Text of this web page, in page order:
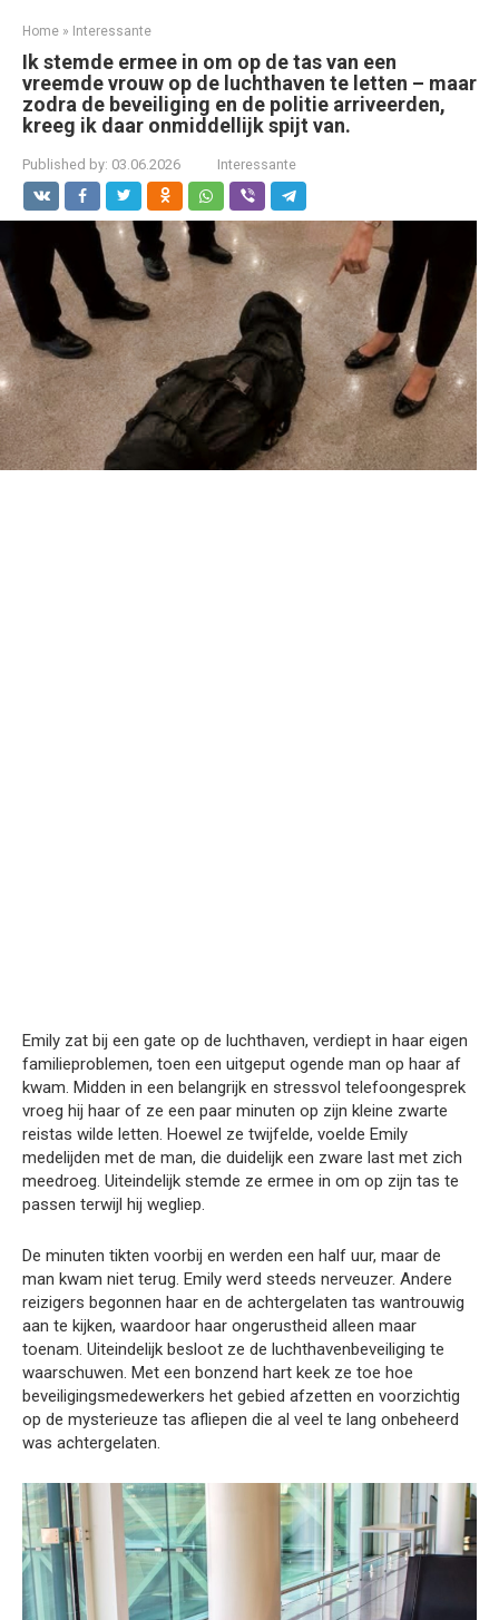
Home » Interessante
Ik stemde ermee in om op de tas van een
vreemde vrouw op de luchthaven te letten – maar
zodra de beveiliging en de politie arriveerden,
kreeg ik daar onmiddellijk spijt van.
Published by: 03.06.2026 Interessante
Emily zat bij een gate op de luchthaven, verdiept in haar eigen
familieproblemen, toen een uitgeput ogende man op haar af
kwam. Midden in een belangrijk en stressvol telefoongesprek
vroeg hij haar of ze een paar minuten op zijn kleine zwarte
reistas wilde letten. Hoewel ze twijfelde, voelde Emily
medelijden met de man, die duidelijk een zware last met zich
meedroeg. Uiteindelijk stemde ze ermee in om op zijn tas te
passen terwijl hij wegliep.
De minuten tikten voorbij en werden een half uur, maar de
man kwam niet terug. Emily werd steeds nerveuzer. Andere
reizigers begonnen haar en de achtergelaten tas wantrouwig
aan te kijken, waardoor haar ongerustheid alleen maar
toenam. Uiteindelijk besloot ze de luchthavenbeveiliging te
waarschuwen. Met een bonzend hart keek ze toe hoe
beveiligingsmedewerkers het gebied afzetten en voorzichtig
op de mysterieuze tas afliepen die al veel te lang onbeheerd
was achtergelaten.